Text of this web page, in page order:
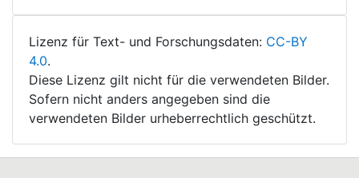
Lizenz für Text- und Forschungsdaten: CC-BY
4.0.
Diese Lizenz gilt nicht für die verwendeten Bilder.
Sofern nicht anders angegeben sind die
verwendeten Bilder urheberrechtlich geschützt.